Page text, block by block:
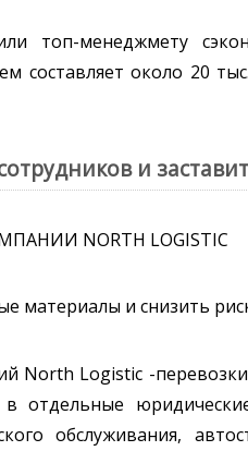
топ-менеджмету
составляет около 20
и
NORTH LOGISTIC
материалы и снизить
North Logistic -
отдельные
обслуживания,